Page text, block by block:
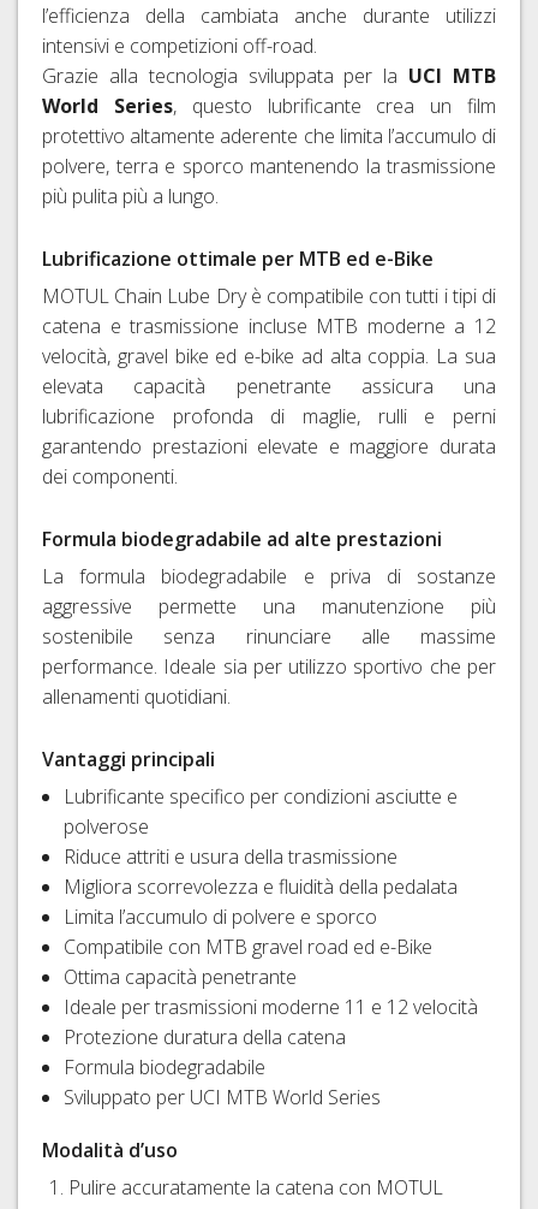
l’efficienza della cambiata anche durante utilizzi
intensivi e competizioni off-road.
Grazie alla tecnologia sviluppata per la UCI MTB
World Series, questo lubrificante crea un film
protettivo altamente aderente che limita l’accumulo di
polvere, terra e sporco mantenendo la trasmissione
più pulita più a lungo.
Lubrificazione ottimale per MTB ed e-Bike
MOTUL Chain Lube Dry è compatibile con tutti i tipi di
catena e trasmissione incluse MTB moderne a 12
velocità, gravel bike ed e-bike ad alta coppia. La sua
elevata capacità penetrante assicura una
lubrificazione profonda di maglie, rulli e perni
garantendo prestazioni elevate e maggiore durata
dei componenti.
Formula biodegradabile ad alte prestazioni
La formula biodegradabile e priva di sostanze
aggressive permette una manutenzione più
sostenibile senza rinunciare alle massime
performance. Ideale sia per utilizzo sportivo che per
allenamenti quotidiani.
Vantaggi principali
Lubrificante specifico per condizioni asciutte e
polverose
Riduce attriti e usura della trasmissione
Migliora scorrevolezza e fluidità della pedalata
Limita l’accumulo di polvere e sporco
Compatibile con MTB gravel road ed e-Bike
Ottima capacità penetrante
Ideale per trasmissioni moderne 11 e 12 velocità
Protezione duratura della catena
Formula biodegradabile
Sviluppato per UCI MTB World Series
Modalità d’uso
Pulire accuratamente la catena con MOTUL